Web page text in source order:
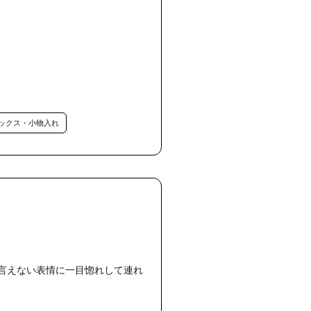
クス・小物入れ
えない表情に一目惚れして連れ